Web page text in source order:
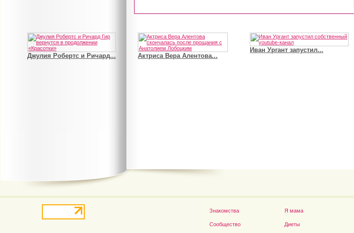
Джулия Робертс и Ричард... Актриса Вера Алентова...
Иван Ургант запустил...
Знакомства
Сообщество
Я мама
Диеты